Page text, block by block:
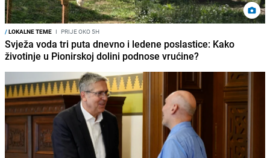
/LOKALNE TEME I PRIJE OKO 5H
Svježa voda tri puta dnevno i ledene poslastice: Kako
životinje u Pionirskoj dolini podnose vrućine?